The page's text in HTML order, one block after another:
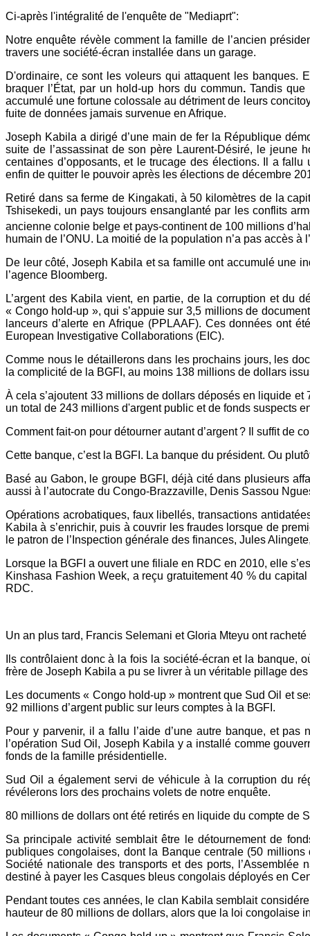
Ci-après l'intégralité de l'enquête de "Mediaprt":
Notre enquête révèle comment la famille de l’ancien
travers une société-écran installée dans un garage.
D'ordinaire, ce sont les voleurs qui attaquent les banques.
braquer l’État, par un hold-up hors du commun. Tandis
accumulé une fortune colossale au détriment de leurs
fuite de données jamais survenue en Afrique.
Joseph Kabila a dirigé d’une main de fer la République
suite de l’assassinat de son père Laurent-Désiré, le jeune
centaines d’opposants, et le trucage des élections. Il a
enfin de quitter le pouvoir après les élections de décembre
Retiré dans sa ferme de Kingakati, à 50 kilomètres de la
Tshisekedi, un pays toujours ensanglanté par les conflits
ancienne colonie belge et pays-continent de 100 millions
humain de l’ONU. La moitié de la population n’a pas accès à
De leur côté, Joseph Kabila et sa famille ont accumulé une
l’agence Bloomberg.
L’argent des Kabila vient, en partie, de la corruption et du
« Congo hold-up », qui s’appuie sur 3,5 millions de
lanceurs d’alerte en Afrique (PPLAAF). Ces données ont
European Investigative Collaborations (EIC).
Comme nous le détaillerons dans les prochains jours, les
la complicité de la BGFI, au moins 138 millions de dollars
À cela s’ajoutent 33 millions de dollars déposés en liquide
un total de 243 millions d'argent public et de fonds suspects
Comment fait-on pour détourner autant d’argent ? Il suffit de
Cette banque, c’est la BGFI. La banque du président. Ou
Basé au Gabon, le groupe BGFI, déjà cité dans plusieurs
aussi à l’autocrate du Congo-Brazzaville, Denis Sassou
Opérations acrobatiques, faux libellés, transactions
Kabila à s’enrichir, puis à couvrir les fraudes lorsque de
le patron de l’Inspection générale des finances, Jules
Lorsque la BGFI a ouvert une filiale en RDC en 2010, elle
Kinshasa Fashion Week, a reçu gratuitement 40 % du
RDC.
Un an plus tard, Francis Selemani et Gloria Mteyu ont
Ils contrôlaient donc à la fois la société-écran et la banque,
frère de Joseph Kabila a pu se livrer à un véritable pillage des
Les documents « Congo hold-up » montrent que Sud Oil et
92 millions d’argent public sur leurs comptes à la BGFI.
Pour y parvenir, il a fallu l’aide d’une autre banque, et
l’opération Sud Oil, Joseph Kabila y a installé comme
fonds de la famille présidentielle.
Sud Oil a également servi de véhicule à la corruption du
révélerons lors des prochains volets de notre enquête.
80 millions de dollars ont été retirés en liquide du compte de
Sa principale activité semblait être le détournement de
publiques congolaises, dont la Banque centrale (50
Société nationale des transports et des ports,
destiné à payer les Casques bleus congolais déployés en
Pendant toutes ces années, le clan Kabila semblait
hauteur de 80 millions de dollars, alors que la loi congolaise